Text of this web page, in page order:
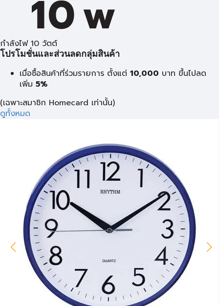
กำลังไฟ 10 วัตต์
โปรโมชั่นและส่วนลดกลุ่มสินค้า
เมื่อซื้อสินค้าที่ร่วมรายการ ตั้งแต่ 10,000 บาท ขึ้นไปลด
เพิ่ม 5%
(เฉพาะสมาชิก Homecard เท่านั้น)
ดูทั้งหมด